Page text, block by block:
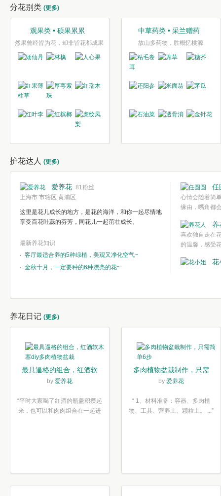
分花别类 (更多)
观果类 • 硕果累累
然果曾经皆为花，却非皆花都成果
中草药类 • 采兰赠药
故山多药物，胜概忆桃源
护花达人 (更多)
爱养花 81粉丝
上海市 市辖区 黄浦区
这里是花儿成长的地方，是花的海洋，和你一起尽情地
享受百花吐蕊的芬芳，同花儿一起茁壮成长。
最新养花知识
客厅最适合养的5种绿植，美观又净化空气~
金秋十月，一定要种的6种漂亮的花~
任
心情会随着简
缘由，嘴角都
都不需要想得
心境。
养
喜欢独自走在
的温馨，感受
花
养花日记 (更多)
最具逼格的组合，红酒软
木塞diy多肉植物盆栽
by 爱养花
“平时大家喝了红酒的瓶盖积攒起
来，也可以和肉肉组合在一起进
多肉植物盆栽制作，只需
简单6步
by 爱养花
“ 1、材料准备：容器、多肉植
物、工具、营养土、颗粒土。 ...”